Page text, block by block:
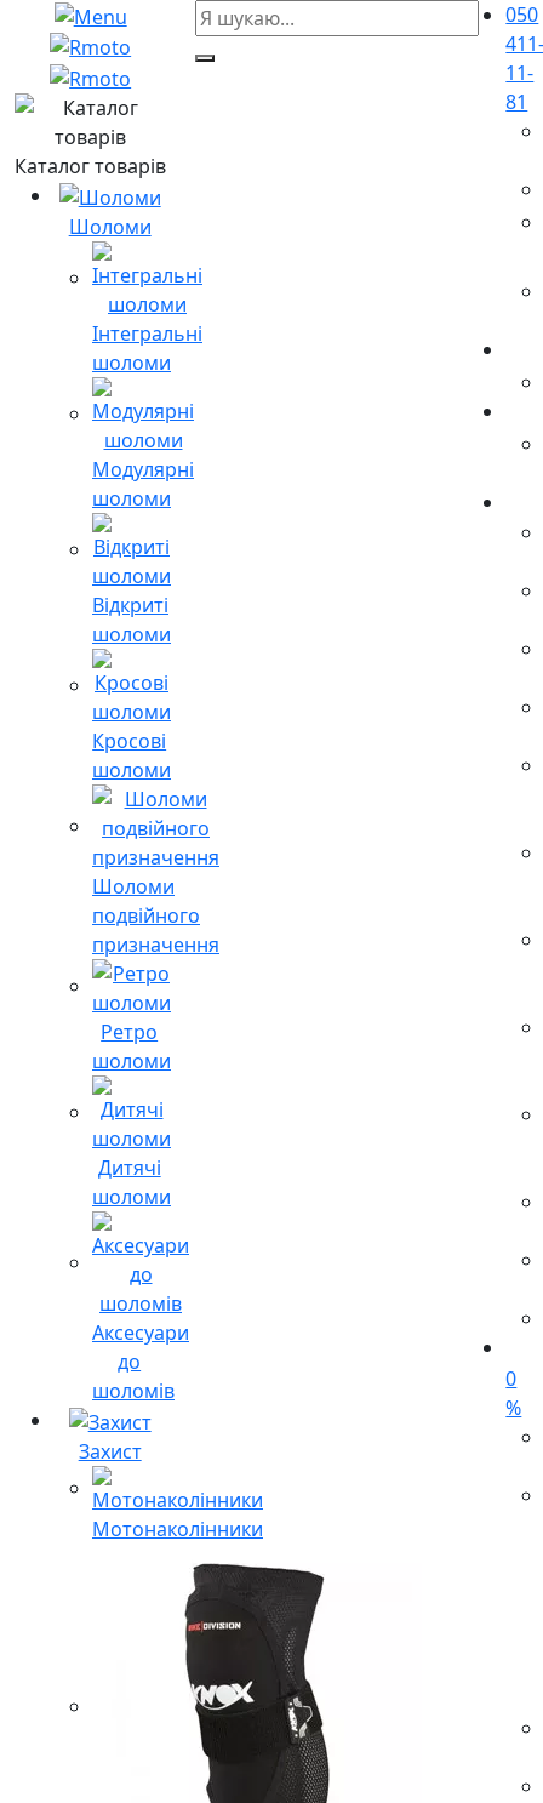
Каталог товарів
Шоломи
Інтегральні
шоломи
Модулярні
шоломи
Відкриті
шоломи
Кросові
шоломи
Шоломи
подвійного
призначення
Ретро
шоломи
Дитячі
шоломи
Аксесуари
до
шоломів
Захист
Мотонаколінники
050
11-
81
0
%